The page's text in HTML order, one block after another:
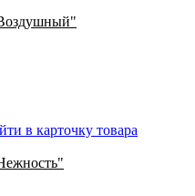
в карточку товара